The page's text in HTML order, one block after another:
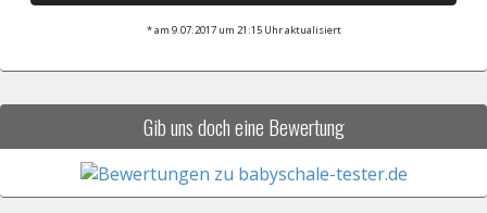
* am 9.07.2017 um 21:15 Uhr aktualisiert
Gib uns doch eine Bewertung